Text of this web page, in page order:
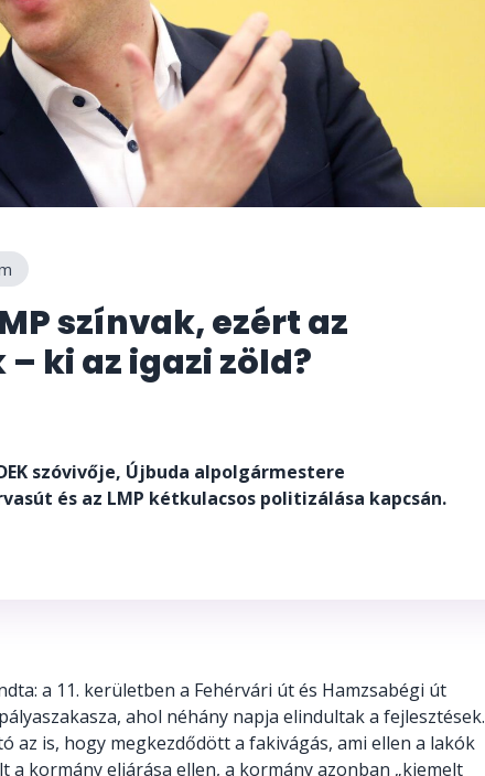
színvak, ezért az
ki az igazi zöld?
szóvivője, Újbuda alpolgármestere
és az LMP kétkulacsos politizálása kapcsán.
a 11. kerületben a Fehérvári út és Hamzsabégi út
ahol néhány napja elindultak a fejlesztések.
az is, hogy megkezdődött a fakivágás, ami ellen a lakók
a kormány eljárása ellen, a kormány azonban „kiemelt